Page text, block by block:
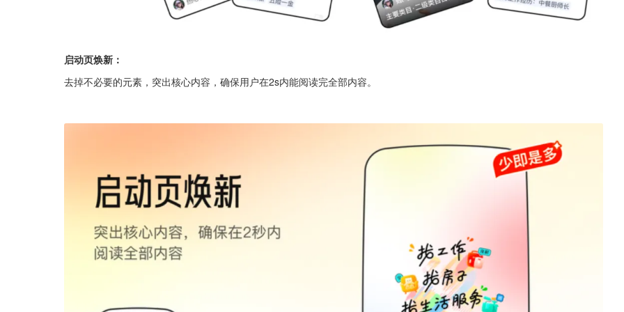
启动页焕新：
去掉不必要的元素，突出核心内容，确保用户在2s内能阅读完全部内容。